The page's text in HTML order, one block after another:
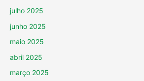
julho 2025
junho 2025
maio 2025
abril 2025
março 2025